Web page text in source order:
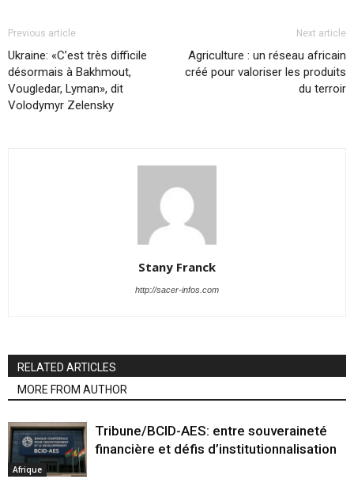
Previous article
Ukraine: «C’est très difficile
désormais à Bakhmout,
Vougledar, Lyman», dit
Volodymyr Zelensky
Next article
Agriculture : un réseau africain
créé pour valoriser les produits
du terroir
Stany Franck
http://sacer-infos.com
RELATED ARTICLES
MORE FROM AUTHOR
Afrique
Tribune/BCID-AES: entre souveraineté
financière et défis d’institutionnalisation